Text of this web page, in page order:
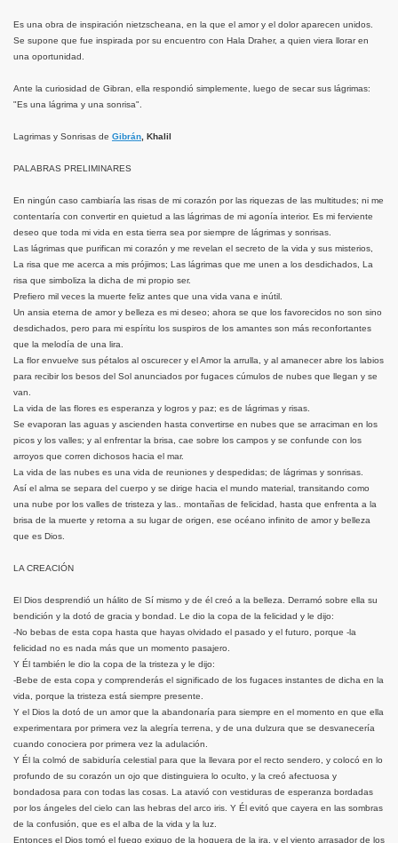
Es una obra de inspiración nietzscheana, en la que el amor y el dolor aparecen unidos.
Se supone que fue inspirada por su encuentro con Hala Draher, a quien viera llorar en
una oportunidad.
Ante la curiosidad de Gibran, ella respondió simplemente, luego de secar sus lágrimas:
"Es una lágrima y una sonrisa".
Lagrimas y Sonrisas de Gibrán , Khalil
PALABRAS PRELIMINARES
En ningún caso cambiaría las risas de mi corazón por las riquezas de las multitudes; ni me
contentaría con convertir en quietud a las lágrimas de mi agonía interior. Es mi ferviente
deseo que toda mi vida en esta tierra sea por siempre de lágrimas y sonrisas.
Las lágrimas que purifican mi corazón y me revelan el secreto de la vida y sus misterios,
La risa que me acerca a mis prójimos; Las lágrimas que me unen a los desdichados, La
risa que simboliza la dicha de mi propio ser.
Prefiero mil veces la muerte feliz antes que una vida vana e inútil.
Un ansia eterna de amor y belleza es mi deseo; ahora se que los favorecidos no son sino
desdichados, pero para mi espíritu los suspiros de los amantes son más reconfortantes
que la melodía de una lira.
La flor envuelve sus pétalos al oscurecer y el Amor la arrulla, y al amanecer abre los labios
para recibir los besos del Sol anunciados por fugaces cúmulos de nubes que llegan y se
van.
La vida de las flores es esperanza y logros y paz; es de lágrimas y risas.
Se evaporan las aguas y ascienden hasta convertirse en nubes que se arraciman en los
picos y los valles; y al enfrentar la brisa, cae sobre los campos y se confunde con los
arroyos que corren dichosos hacia el mar.
La vida de las nubes es una vida de reuniones y despedidas; de lágrimas y sonrisas.
Así el alma se separa del cuerpo y se dirige hacia el mundo material, transitando como
una nube por los valles de tristeza y las.. montañas de felicidad, hasta que enfrenta a la
brisa de la muerte y retorna a su lugar de origen, ese océano infinito de amor y belleza
que es Dios.
LA CREACIÓN
El Dios desprendió un hálito de Sí mismo y de él creó a la belleza. Derramó sobre ella su
bendición y la dotó de gracia y bondad. Le dio la copa de la felicidad y le dijo:
-No bebas de esta copa hasta que hayas olvidado el pasado y el futuro, porque -la
felicidad no es nada más que un momento pasajero.
Y Él también le dio la copa de la tristeza y le dijo:
-Bebe de esta copa y comprenderás el significado de los fugaces instantes de dicha en la
vida, porque la tristeza está siempre presente.
Y el Dios la dotó de un amor que la abandonaría para siempre en el momento en que ella
experimentara por primera vez la alegría terrena, y de una dulzura que se desvanecería
cuando conociera por primera vez la adulación.
Y Él la colmó de sabiduría celestial para que la llevara por el recto sendero, y colocó en lo
profundo de su corazón un ojo que distinguiera lo oculto, y la creó afectuosa y
bondadosa para con todas las cosas. La atavió con vestiduras de esperanza bordadas
por los ángeles del cielo can las hebras del arco iris. Y Él evitó que cayera en las sombras
de la confusión, que es el alba de la vida y la luz.
Entonces el Dios tomó el fuego exiguo de la hoguera de la ira, y el viento arrasador de los